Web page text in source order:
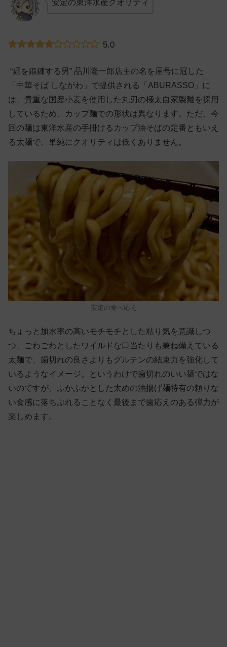
安定の東洋水産クオリティ
5.0
“麺を鍛錬する男” 品川隆一郎店主の名を屋号に冠した
「中華そば しながわ」で提供される「ABURASSO」に
は、貴重な国産小麦を使用した丸刃の極太自家製麺を採用
しているため、カップ麺での形状は異なります。ただ、今
回の麺は東洋水産の手掛けるカップ油そばの定番ともいえ
る太麺で、単純にクオリティは低くありません。
安定の食べ応え
ちょっと加水率の高いモチモチとした粘り気を意識しつ
つ、ごわごわとしたワイルドな口当たりも兼ね備えている
太麺で、歯切れの良さよりもグルテンの結束力を強化して
いるようなイメージ。というわけで歯切れのいい麺ではな
いのですが、ふかふかとした太めの油揚げ麺特有の頼りな
い食感に落ちぶれることなく最後まで歯応えのある弾力が
楽しめます。